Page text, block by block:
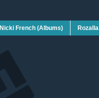
Nicki French (Albums) Rozalla